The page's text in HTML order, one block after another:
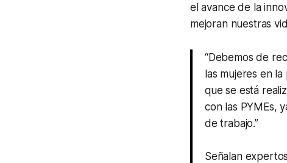
el avance de la
mejoran nuestras
“Debemos de
las mujeres en
que se está
con las PYMEs,
de trabajo.”
Señalan